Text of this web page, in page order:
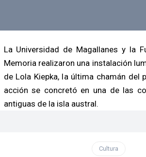
La Universidad de Magallanes y la
Memoria realizaron una instalación
de Lola Kiepka, la última chamán del
acción se concretó en una de las
antiguas de la isla austral.
Cultura